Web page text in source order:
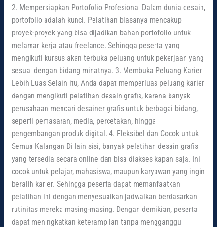
2. Mempersiapkan Portofolio Profesional Dalam dunia desain,
portofolio adalah kunci. Pelatihan biasanya mencakup
proyek-proyek yang bisa dijadikan bahan portofolio untuk
melamar kerja atau freelance. Sehingga peserta yang
mengikuti kursus akan terbuka peluang untuk pekerjaan yang
sesuai dengan bidang minatnya. 3. Membuka Peluang Karier
Lebih Luas Selain itu, Anda dapat memperluas peluang karier
dengan mengikuti pelatihan desain grafis, karena banyak
perusahaan mencari desainer grafis untuk berbagai bidang,
seperti pemasaran, media, percetakan, hingga
pengembangan produk digital. 4. Fleksibel dan Cocok untuk
Semua Kalangan Di lain sisi, banyak pelatihan desain grafis
yang tersedia secara online dan bisa diakses kapan saja. Ini
cocok untuk pelajar, mahasiswa, maupun karyawan yang ingin
beralih karier. Sehingga peserta dapat memanfaatkan
pelatihan ini dengan menyesuaikan jadwalkan berdasarkan
rutinitas mereka masing-masing. Dengan demikian, peserta
dapat meningkatkan keterampilan tanpa mengganggu